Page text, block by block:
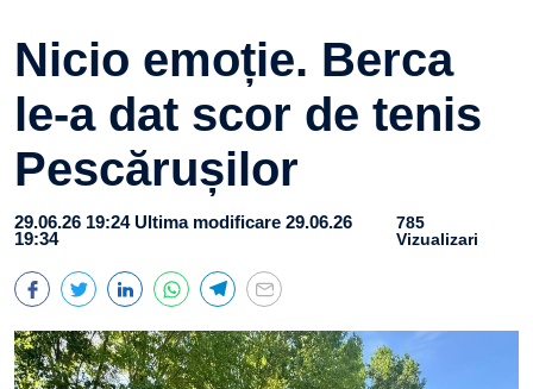
Nicio emoție. Berca
le-a dat scor de tenis
Pescărușilor
29.06.26 19:24 Ultima modificare 29.06.26
19:34
785
Vizualizari